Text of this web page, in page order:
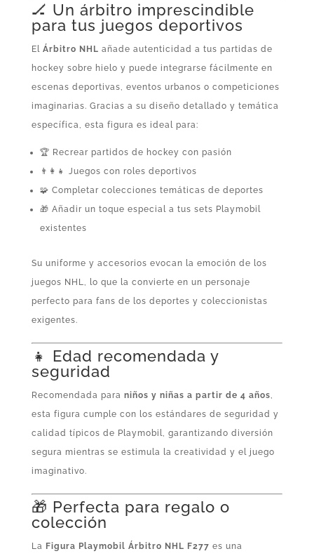
🏒 Un árbitro imprescindible
para tus juegos deportivos
El Árbitro NHL añade autenticidad a tus partidas de
hockey sobre hielo y puede integrarse fácilmente en
escenas deportivas, eventos urbanos o competiciones
imaginarias. Gracias a su diseño detallado y temática
específica, esta figura es ideal para:
🏆 Recrear partidos de hockey con pasión
👨‍👩‍👧 Juegos con roles deportivos
🧩 Completar colecciones temáticas de deportes
🎁 Añadir un toque especial a tus sets Playmobil
existentes
Su uniforme y accesorios evocan la emoción de los
juegos NHL, lo que la convierte en un personaje
perfecto para fans de los deportes y coleccionistas
exigentes.
👧 Edad recomendada y
seguridad
Recomendada para niños y niñas a partir de 4 años,
esta figura cumple con los estándares de seguridad y
calidad típicos de Playmobil, garantizando diversión
segura mientras se estimula la creatividad y el juego
imaginativo.
🎁 Perfecta para regalo o
colección
La Figura Playmobil Árbitro NHL F277 es una